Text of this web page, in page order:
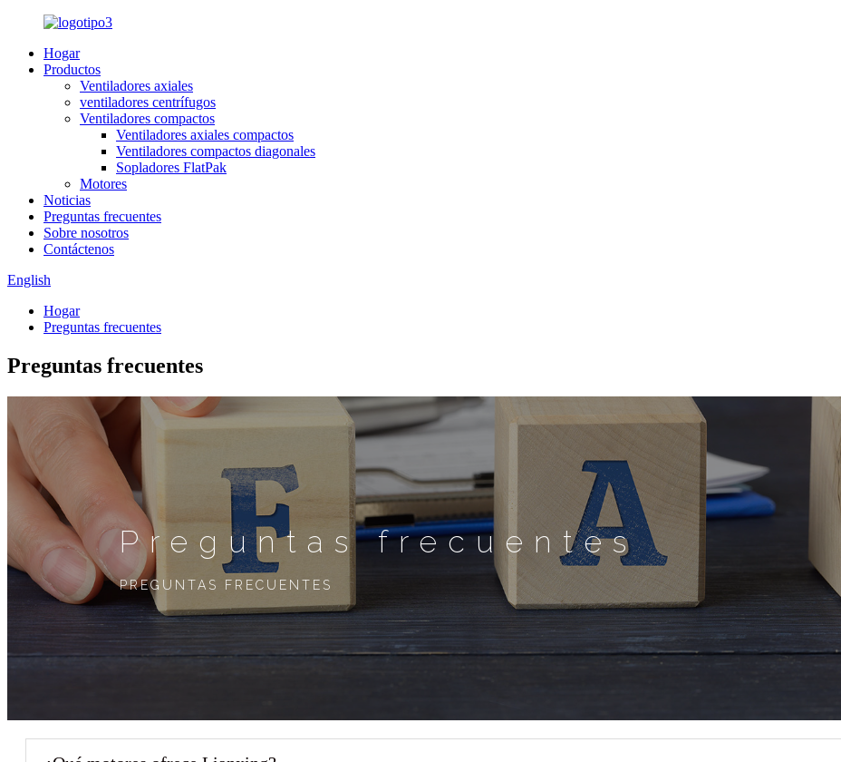
Hogar
Productos
Ventiladores axiales
ventiladores centrífugos
Ventiladores compactos
Ventiladores axiales compactos
Ventiladores compactos diagonales
Sopladores FlatPak
Motores
Noticias
Preguntas frecuentes
Sobre nosotros
Contáctenos
English
Hogar
Preguntas frecuentes
Preguntas frecuentes
Preguntas frecuentes
PREGUNTAS FRECUENTES